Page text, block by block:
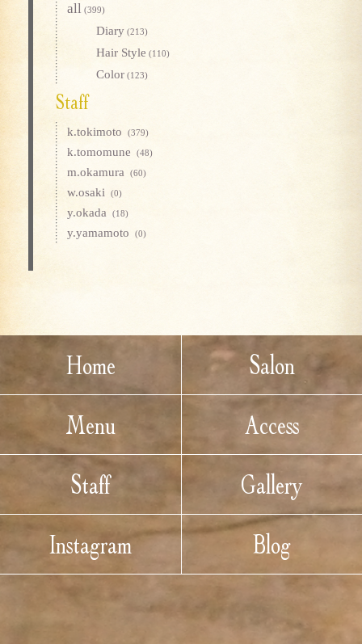
all (399)
Diary (213)
Hair Style (110)
Color (123)
Staff
k.tokimoto (379)
k.tomomune (48)
m.okamura (60)
w.osaki (0)
y.okada (18)
y.yamamoto (0)
Home
Salon
Menu
Access
Staff
Gallery
Instagram
Blog